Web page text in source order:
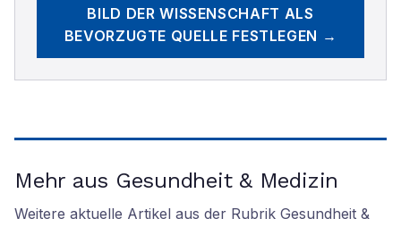
BILD DER WISSENSCHAFT ALS
BEVORZUGTE QUELLE FESTLEGEN →
Mehr aus Gesundheit & Medizin
Weitere aktuelle Artikel aus der Rubrik Gesundheit &